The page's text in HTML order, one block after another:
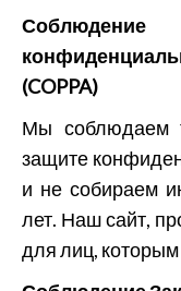
(COPPA)
Мы соблюдаем
защите
и не собираем
лет. Наш сайт,
для лиц,